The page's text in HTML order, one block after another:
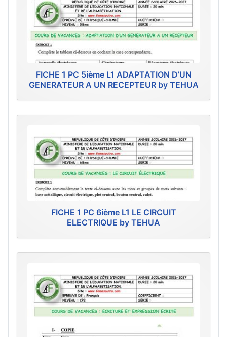
FICHE 1 PC 5ième L1 ADAPTATION D’UN
GENERATEUR A UN RECEPTEUR by TEHUA
FICHE 1 PC 6ième L1 LE CIRCUIT
ELECTRIQUE by TEHUA